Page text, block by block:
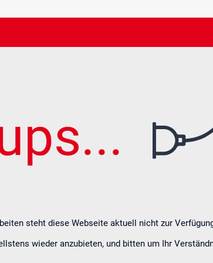
steht diese Webseite aktuell nicht zur
wieder anzubieten, und bitten um Ihr